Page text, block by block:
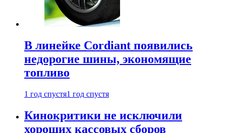
В линейке Cordiant появились
недорогие шины, экономящие
топливо
1 год спустя1 год спустя
Кинокритики не исключили
хороших кассовых сборов